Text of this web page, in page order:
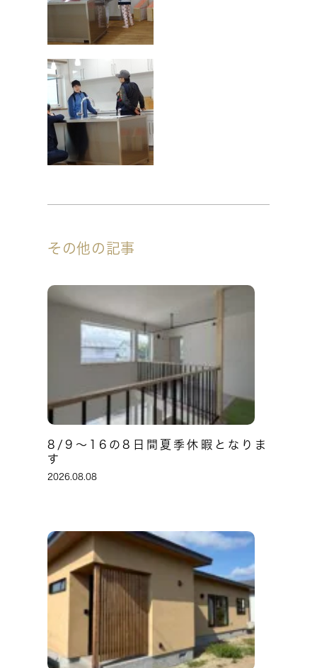
その他の記事
8/9～16の8日間夏季休暇となりま
す
2026.08.08